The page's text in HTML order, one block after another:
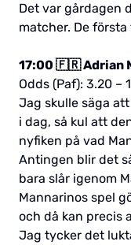
Det var gårdagen
matcher. De
17:00 🇫🇷 Adrian
Odds (Paf): 3.20 –
Jag skulle säga
i dag, så kul att
nyfiken på vad
Antingen blir det
bara slår igenom
Mannarinos spel
och då kan precis
Jag tycker det